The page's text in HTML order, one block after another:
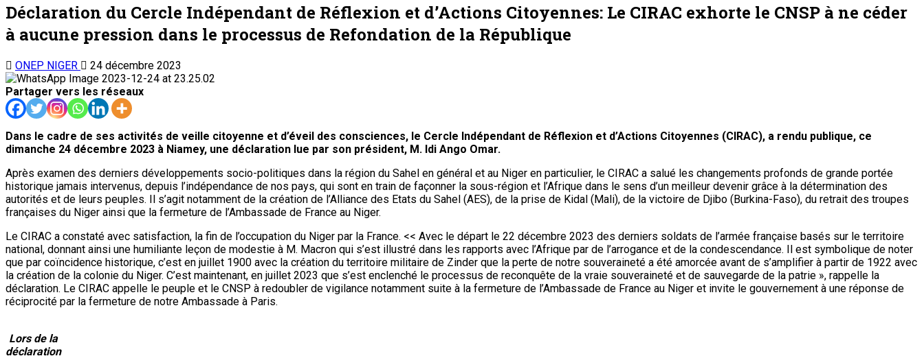
Déclaration du Cercle Indépendant de Réflexion et d’Actions Citoyennes: Le CIRAC exhorte le CNSP à ne céder
à aucune pression dans le processus de Refondation de la République
ONEP NIGER
24 décembre 2023
Partager vers les réseaux
Dans le cadre de ses activités de veille citoyenne et d’éveil des consciences, le Cercle Indépendant de Réflexion et d’Actions Citoyennes (CIRAC), a rendu publique, ce
dimanche 24 décembre 2023 à Niamey, une déclaration lue par son président, M. Idi Ango Omar.
Après examen des derniers développements socio-politiques dans la région du Sahel en général et au Niger en particulier, le CIRAC a salué les changements profonds de grande portée
historique jamais intervenus, depuis l’indépendance de nos pays, qui sont en train de façonner la sous-région et l’Afrique dans le sens d’un meilleur devenir grâce à la détermination des
autorités et de leurs peuples. Il s’agit notamment de la création de l’Alliance des Etats du Sahel (AES), de la prise de Kidal (Mali), de la victoire de Djibo (Burkina-Faso), du retrait des troupes
françaises du Niger ainsi que la fermeture de l’Ambassade de France au Niger.
Le CIRAC a constaté avec satisfaction, la fin de l’occupation du Niger par la France. << Avec le départ le 22 décembre 2023 des derniers soldats de l’armée française basés sur le territoire
national, donnant ainsi une humiliante leçon de modestie à M. Macron qui s’est illustré dans les rapports avec l’Afrique par de l’arrogance et de la condescendance. Il est symbolique de noter
que par coïncidence historique, c’est en juillet 1900 avec la création du territoire militaire de Zinder que la perte de notre souveraineté a été amorcée avant de s’amplifier à partir de 1922 avec
la création de la colonie du Niger. C’est maintenant, en juillet 2023 que s’est enclenché le processus de reconquête de la vraie souveraineté et de sauvegarde de la patrie », rappelle la
déclaration. Le CIRAC appelle le peuple et le CNSP à redoubler de vigilance notamment suite à la fermeture de l’Ambassade de France au Niger et invite le gouvernement à une réponse de
réciprocité par la fermeture de notre Ambassade à Paris.
Lors de la
déclaration